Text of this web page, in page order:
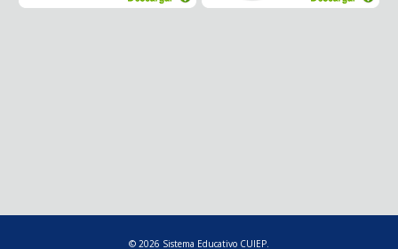
© 2026 Sistema Educativo CUIEP.